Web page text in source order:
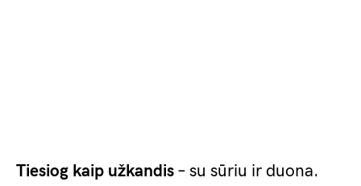
Tiesiog kaip užkandis – su sūriu ir duona.